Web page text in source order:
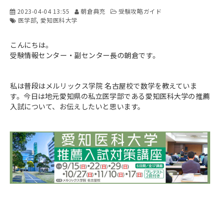
2023-04-04 13:55 朝倉典充
受験攻略ガイド
医学部 愛知医科大学
こんにちは。
受験情報センター・副センター長の朝倉です。
私は普段はメルリックス学院 名古屋校で数学を教えていま
す。今日は地元愛知県の私立医学部である愛知医科大学の推薦
入試について、お伝えしたいと思います。